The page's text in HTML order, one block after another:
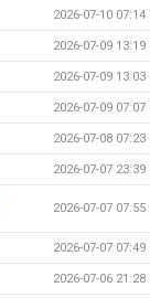
2026-07-10 07:14
2026-07-09 13:19
2026-07-09 13:03
2026-07-09 07:07
2026-07-08 07:23
2026-07-07 23:39
2026-07-07 07:55
2026-07-07 07:49
2026-07-06 21:28